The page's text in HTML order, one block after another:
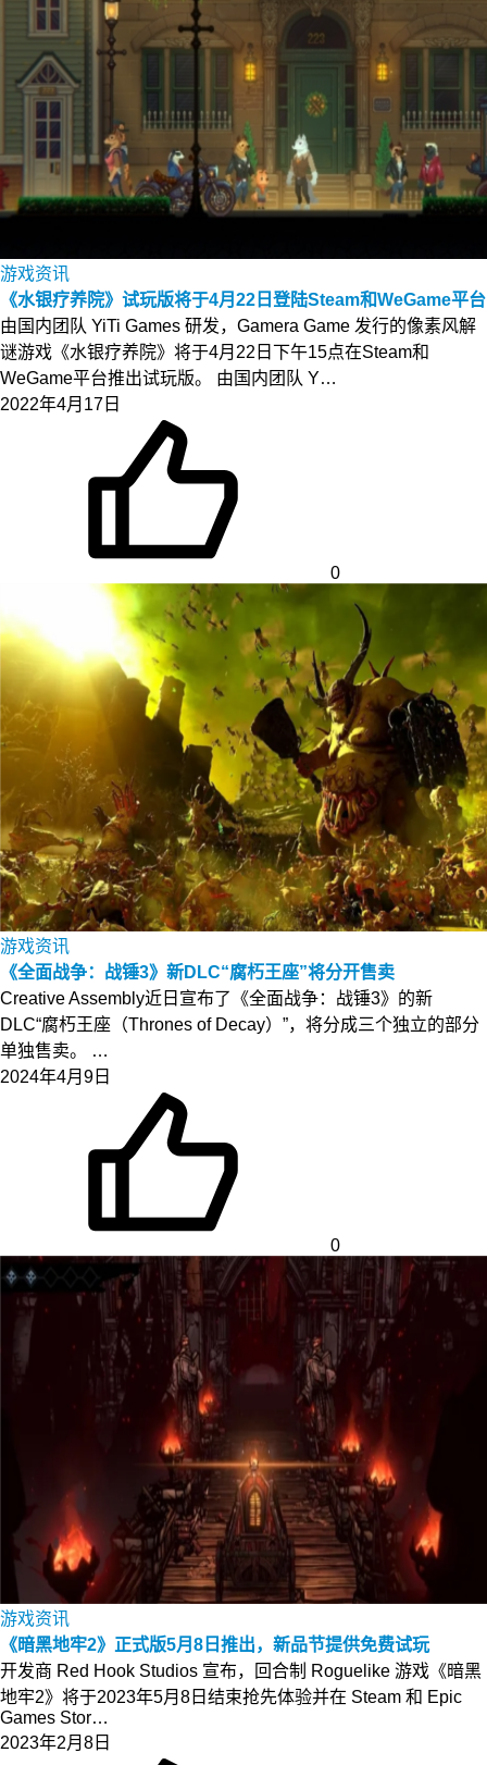
游戏资讯
《水银疗养院》试玩版将于4月22日登陆Steam和WeGame平台
由国内团队 YiTi Games 研发，Gamera Game 发行的像素风解
谜游戏《水银疗养院》将于4月22日下午15点在Steam和
WeGame平台推出试玩版。 由国内团队 Y…
2022年4月17日
0
游戏资讯
《全面战争：战锤3》新DLC“腐朽王座”将分开售卖
Creative Assembly近日宣布了《全面战争：战锤3》的新
DLC“腐朽王座（Thrones of Decay）”，将分成三个独立的部分
单独售卖。 …
2024年4月9日
0
游戏资讯
《暗黑地牢2》正式版5月8日推出，新品节提供免费试玩
开发商 Red Hook Studios 宣布，回合制 Roguelike 游戏《暗黑
地牢2》将于2023年5月8日结束抢先体验并在 Steam 和 Epic
Games Stor…
2023年2月8日